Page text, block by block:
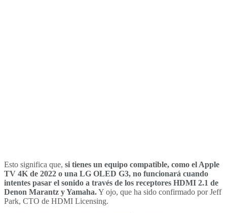
Esto significa que, si tienes un equipo compatible, como el Apple
TV 4K de 2022 o una LG OLED G3, no funcionará cuando
intentes pasar el sonido a través de los receptores HDMI 2.1 de
Denon Marantz y Yamaha.Y ojo, que ha sido confirmado por Jeff
Park, CTO de HDMI Licensing.